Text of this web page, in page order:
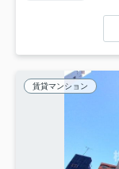
賃貸マンション